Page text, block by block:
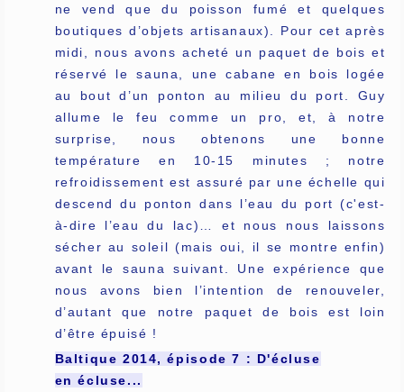
ne vend que du poisson fumé et quelques
boutiques d’objets artisanaux). Pour cet après
midi, nous avons acheté un paquet de bois et
réservé le sauna, une cabane en bois logée
au bout d’un ponton au milieu du port. Guy
allume le feu comme un pro, et, à notre
surprise, nous obtenons une bonne
température en 10-15 minutes ; notre
refroidissement est assuré par une échelle qui
descend du ponton dans l’eau du port (c'est-
à-dire l’eau du lac)… et nous nous laissons
sécher au soleil (mais oui, il se montre enfin)
avant le sauna suivant. Une expérience que
nous avons bien l’intention de renouveler,
d’autant que notre paquet de bois est loin
d’être épuisé !
Baltique 2014, épisode 7 : D'écluse
en écluse...